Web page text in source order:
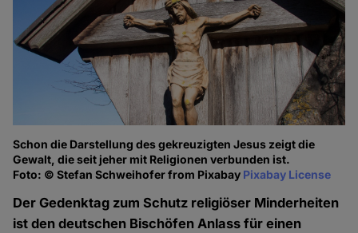
Schon die Darstellung des gekreuzigten Jesus zeigt die
Gewalt, die seit jeher mit Religionen verbunden ist.
Foto: © Stefan Schweihofer from Pixabay Pixabay License
Der Gedenktag zum Schutz religiöser Minderheiten
ist den deutschen Bischöfen Anlass für einen